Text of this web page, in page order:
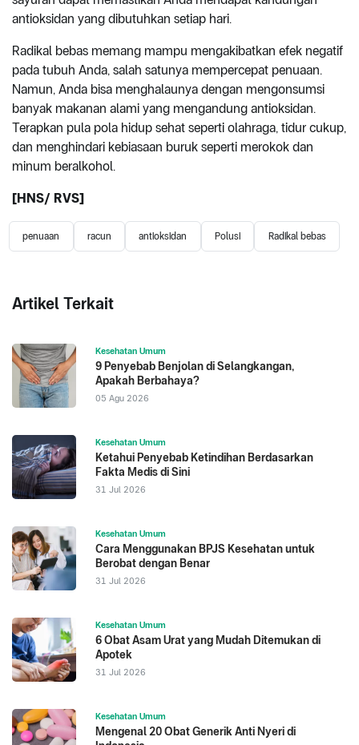
antioksidan yang dibutuhkan setiap hari.
Radikal bebas memang mampu mengakibatkan efek negatif
pada tubuh Anda, salah satunya mempercepat penuaan.
Namun, Anda bisa menghalaunya dengan mengonsumsi
banyak makanan alami yang mengandung antioksidan.
Terapkan pula pola hidup sehat seperti olahraga, tidur cukup,
dan menghindari kebiasaan buruk seperti merokok dan
minum beralkohol.
[HNS/ RVS]
penuaan racun antioksidan Polusi Radikal bebas
Artikel Terkait
Kesehatan Umum
9 Penyebab Benjolan di Selangkangan,
Apakah Berbahaya?
05 Agu 2026
Kesehatan Umum
Ketahui Penyebab Ketindihan Berdasarkan
Fakta Medis di Sini
31 Jul 2026
Kesehatan Umum
Cara Menggunakan BPJS Kesehatan untuk
Berobat dengan Benar
31 Jul 2026
Kesehatan Umum
6 Obat Asam Urat yang Mudah Ditemukan di
Apotek
31 Jul 2026
Kesehatan Umum
Mengenal 20 Obat Generik Anti Nyeri di